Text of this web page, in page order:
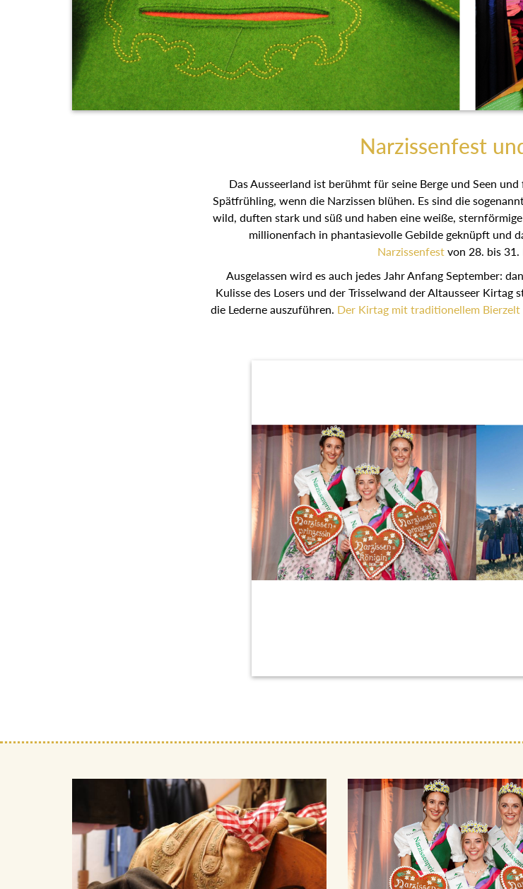
Narzissenfest
Das Ausseerland ist berühmt für seine Berge und Seen
Spätfrühling, wenn die Narzissen blühen. Es sind die
wild, duften stark und süß und haben eine weiße,
millionenfach in phantasievolle Gebilde geknüpft und
Narzissenfest von 28. bis 31.
Ausgelassen wird es auch jedes Jahr Anfang September:
Kulisse des Losers und der Trisselwand der Altausseer
die Lederne auszuführen. Der Kirtag mit traditionellem Bierzelt